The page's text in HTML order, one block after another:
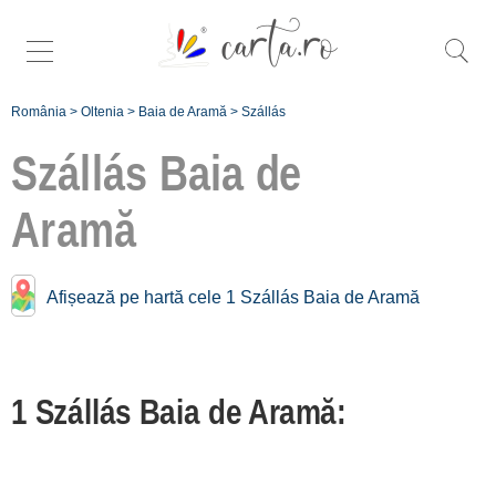
România > Oltenia > Baia de Aramă > Szállás
Szállás Baia de
Aramă
Afișează pe hartă cele 1 Szállás Baia de Aramă
1 Szállás Baia de Aramă:
Szállás közelében
Ponoarele
Transalpina Sud